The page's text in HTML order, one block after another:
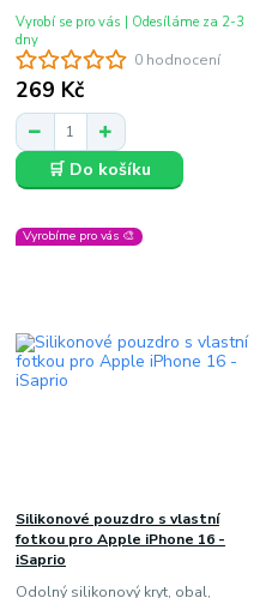
0 hodnocení
269 Kč
Vyrobí se pro vás | Odesíláme za 2-3
dny
🛒 Do košíku
Vyrobíme pro vás 🎨
Silikonové pouzdro s vlastní
fotkou pro Apple iPhone 16 -
iSaprio
Odolný silikonový kryt, obal,